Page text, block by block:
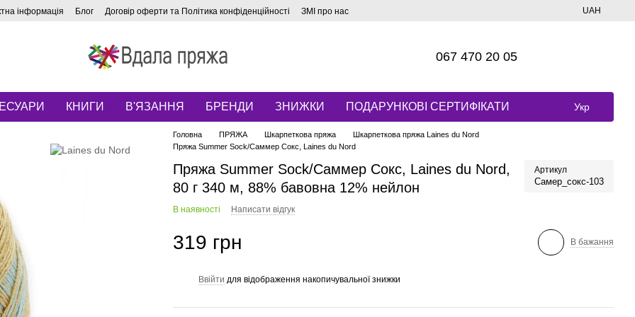
інформація Блог Договір оферти та Політика конфіденційності ЗМІ про нас UAH
067 470 20 05
КНИГИ В'ЯЗАННЯ БРЕНДИ ЗНИЖКИ ПОДАРУНКОВІ СЕРТИФІКАТИ Укр
Головна ПРЯЖА Шкарпеткова пряжа
Шкарпеткова пряжа Laines du Nord
Пряжа Summer Sock/Саммер Сокс, Laines du Nord
Пряжа Summer Sock/Саммер Сокс, Laines du Nord,
80 г 340 м, 88% бавовна 12% нейлон
Артикул
Самер_сокс-103
В наявності Написати відгук
319 грн В бажання
Ввійти для відображення накопичувальної знижки